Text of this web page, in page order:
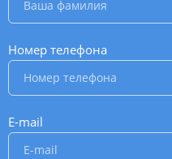
Номер телефона
E-mail